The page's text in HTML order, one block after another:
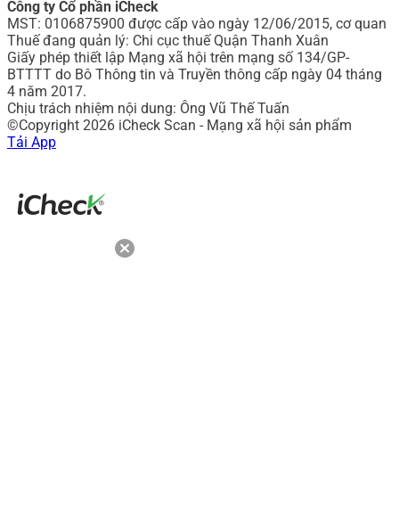
Công ty Cổ phần iCheck
MST: 0106875900 được cấp vào ngày 12/06/2015, cơ quan
Thuế đang quản lý: Chi cục thuế Quận Thanh Xuân
Giấy phép thiết lập Mạng xã hội trên mạng số 134/GP-
BTTTT do Bô Thông tin và Truyền thông cấp ngày 04 tháng
4 năm 2017.
Chịu trách nhiệm nội dung: Ông Vũ Thế Tuấn
©Copyright 2026 iCheck Scan - Mạng xã hội sản phẩm
Tải App